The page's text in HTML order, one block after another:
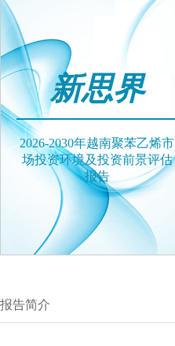
新思界
2026-2030年越南聚苯乙烯市
场投资环境及投资前景评估
报告
报告简介